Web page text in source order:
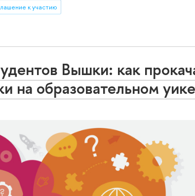
к участию
Вышки: как
на образовательном